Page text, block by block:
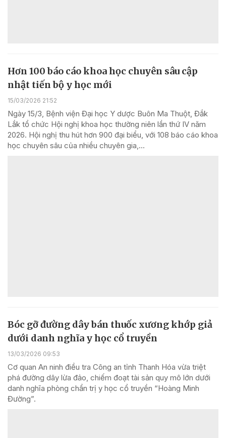
Hơn 100 báo cáo khoa học chuyên sâu cập
nhật tiến bộ y học mới
15/03/2026 21:52
Ngày 15/3, Bệnh viện Đại học Y dược Buôn Ma Thuột, Đắk
Lắk tổ chức Hội nghị khoa học thường niên lần thứ IV năm
2026. Hội nghị thu hút hơn 900 đại biểu, với 108 báo cáo khoa
học chuyên sâu của nhiều chuyên gia,...
Bóc gỡ đường dây bán thuốc xương khớp giả
dưới danh nghĩa y học cổ truyền
13/03/2026 09:53
Cơ quan An ninh điều tra Công an tỉnh Thanh Hóa vừa triệt
phá đường dây lừa đảo, chiếm đoạt tài sản quy mô lớn dưới
danh nghĩa phòng chẩn trị y học cổ truyền “Hoàng Minh
Đường”.